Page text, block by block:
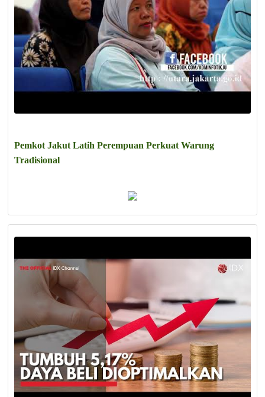
Pemkot Jakut Latih Perempuan Perkuat Warung
Tradisional